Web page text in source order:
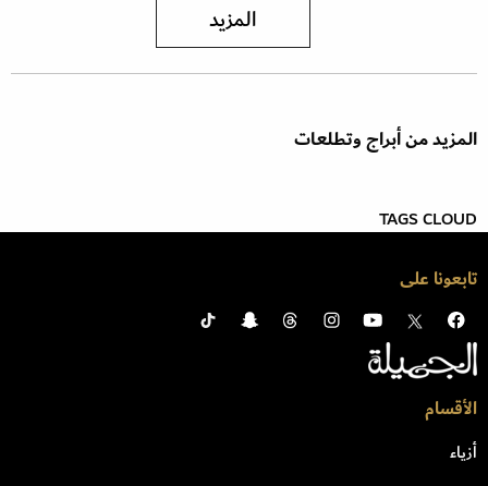
المزيد
المزيد من أبراج وتطلعات
TAGS CLOUD
تابعونا على
الأقسام
أزياء